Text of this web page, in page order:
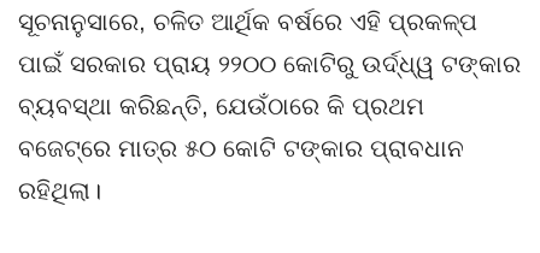
ସୂଚନାନୁସାରେ, ଚଳିତ ଆର୍ଥିକ ବର୍ଷରେ ଏହି ପ୍ରକଳ୍ପ
ପାଇଁ ସରକାର ପ୍ରାୟ ୨୨୦୦ କୋଟିରୁ ଉର୍ଦ୍ଧ୍ୱ ଟଙ୍କାର
ବ୍ୟବସ୍ଥା କରିଛନ୍ତି, ଯେଉଁଠାରେ କି ପ୍ରଥମ
ବଜେଟ୍‌ରେ ମାତ୍ର ୫୦ କୋଟି ଟଙ୍କାର ପ୍ରାବଧାନ
ରହିଥିଲା।